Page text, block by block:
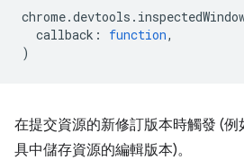
chrome.devtools .
callback : function,
)
在提交資源的新修訂版本時觸發 (
具中儲存資源的編輯版本)。